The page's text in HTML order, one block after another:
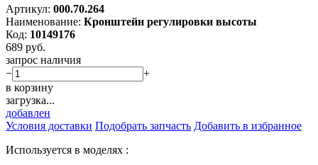
Артикул: 000.70.264
Наименование: Кронштейн регулировки высоты
Код: 10149176
689 руб.
запрос наличия
−
+
в корзину
загрузка...
добавлен
Условия доставки Подобрать запчасть Добавить в избранное
Используется в моделях :